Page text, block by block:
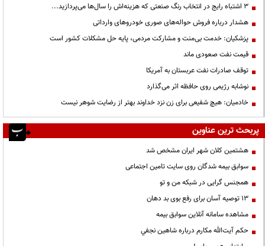
3 اشتباه رایج در انتخاب رنگ صنعتی که هزینه‌اش را سال‌ها می‌پردازید...
هشدار درباره فروش حواله‌های صوری خودروهای وارداتی
پزشکیان: خدمت بی‌منت و مشارکت مردمی، پایه حل مشکلات کشور است
قیمت نفت صعودی ماند
توقف صادرات نفت عربستان به آمریکا
نوشابه رژیمی روی حافظه اثر می‌گذارد
خادمیان: هیچ شفیعی برای زن نزد خداوند بهتر از رضایت شوهر نیست
پربحث ترین عناوین
هشتمین کلان شهر ایران مشخص شد
سوابق بیمه شدگان روی سایت تامین اجتماعی
همجنس گرایی در شبکه من و تو
13 توصیه آسان برای رفع بوی بد دهان
مشاهده سامانه آنلاين سوابق بیمه
حكم آيت‌الله مكارم درباره شاهين نجفي